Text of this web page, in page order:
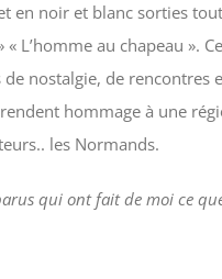
en noir et blanc sorties
L’homme au chapeau ».
nostalgie, de rencontres
hommage à une
les Normands.
qui ont fait de moi ce